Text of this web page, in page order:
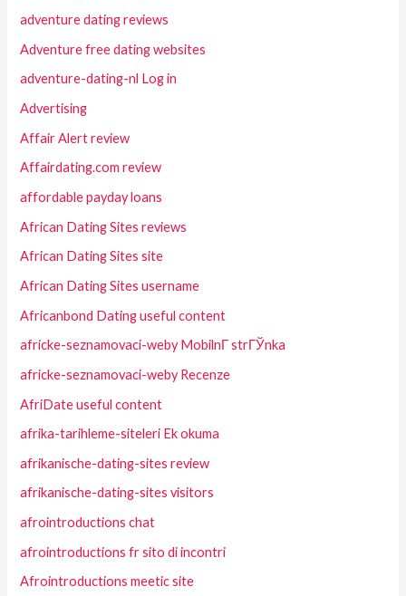
adventure dating reviews
Adventure free dating websites
adventure-dating-nl Log in
Advertising
Affair Alert review
Affairdating.com review
affordable payday loans
African Dating Sites reviews
African Dating Sites site
African Dating Sites username
Africanbond Dating useful content
africke-seznamovaci-weby MobilnГ­ strГЎnka
africke-seznamovaci-weby Recenze
AfriDate useful content
afrika-tarihleme-siteleri Ek okuma
afrikanische-dating-sites review
afrikanische-dating-sites visitors
afrointroductions chat
afrointroductions fr sito di incontri
Afrointroductions meetic site